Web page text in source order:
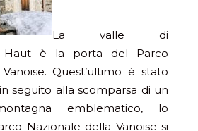
La valle di
Haut è la porta del Parco
Quest’ultimo è stato
seguito alla scomparsa di un
emblematico, lo
Nazionale della Vanoise si